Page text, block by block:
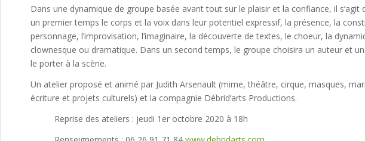
Dans une dynamique de groupe basée avant tout sur le plaisir et la confiance, il s’agit
un premier temps le corps et la voix dans leur potentiel expressif, la présence, la
personnage, l’improvisation, l’imaginaire, la découverte de textes, le choeur, la
clownesque ou dramatique. Dans un second temps, le groupe choisira un auteur et
le porter à la scène.
Un atelier proposé et animé par Judith Arsenault (mime, théâtre, cirque, masques,
écriture et projets culturels) et la compagnie Débrid’arts Productions.
Reprise des ateliers : jeudi 1er octobre 2020 à 18h